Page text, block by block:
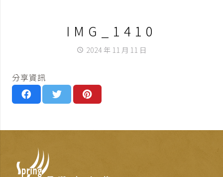
IMG_1410
access_time 2024 年 11 月 11 日
分享資訊